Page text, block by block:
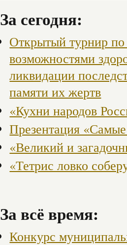
За сегодня:
Открытый турнир
возможностями
ликвидации
памяти их жертв
«Кухни народов
Презентация
«Великий и
«Тетрис ловко
За всё время:
Конкурс